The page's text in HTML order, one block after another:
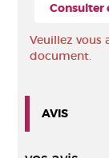
Consulter
Veuillez vous
document.
AVIS